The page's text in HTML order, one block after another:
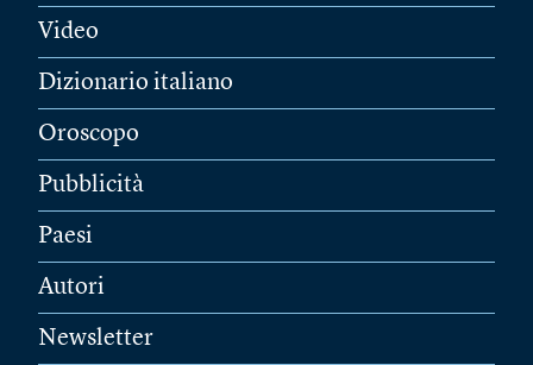
Video
Dizionario italiano
Oroscopo
Pubblicità
Paesi
Autori
Newsletter